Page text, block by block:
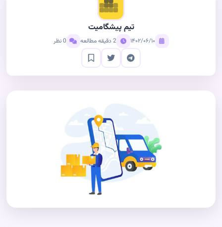
تیم پیشگامیت
۱۴۰۲/۰۶/۱۰ 2 دقیقه مطالعه 0 نظر